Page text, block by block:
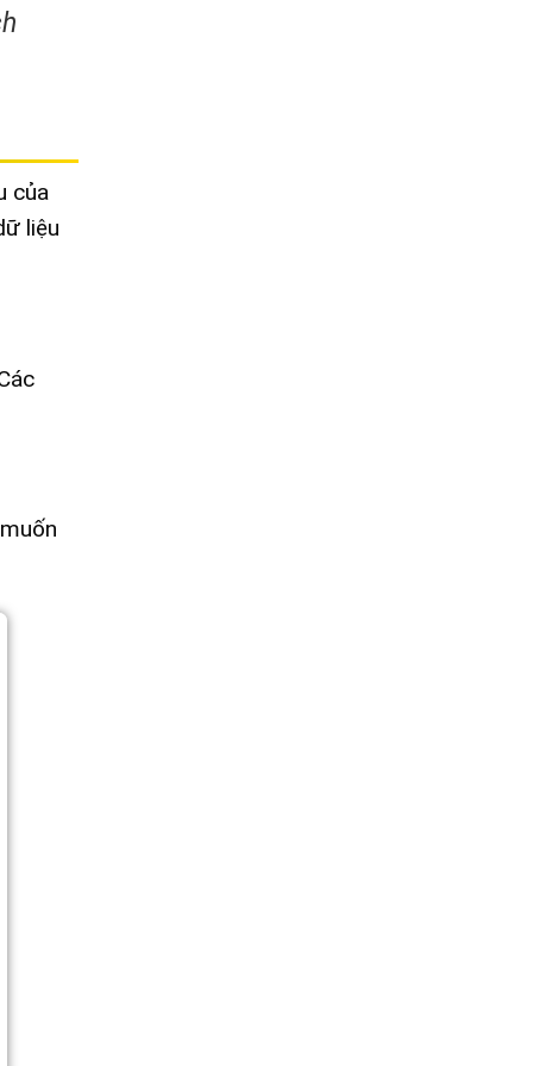
của
liệu